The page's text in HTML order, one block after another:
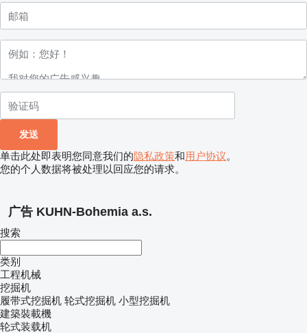
单击此处即表明您同意我们的隐私政策和用户协议。
您的个人数据将被处理以回应您的请求。
广告 KUHN-Bohemia a.s.
搜索
类别
工程机械
挖掘机
履带式挖掘机 轮式挖掘机 小型挖掘机
建築裝載機
轮式装载机